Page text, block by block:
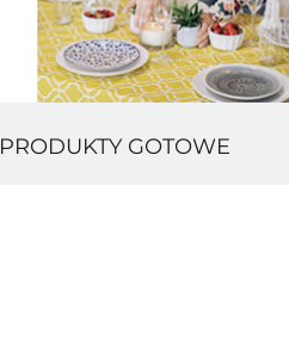
PRODUKTY GOTOWE